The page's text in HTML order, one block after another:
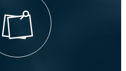
LEU anche FRATELLI D’ITALIA
a favore di una mozione della
con soldi pubblici le raffinerie
Leggi di più